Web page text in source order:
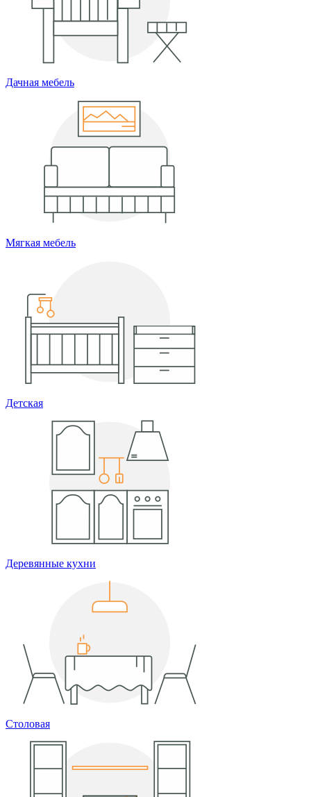
Дачная мебель
Мягкая мебель
Детская
Деревянные кухни
Столовая